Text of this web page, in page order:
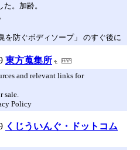
。加齢。
を防ぐボディソープ」 のすぐ後に
東方蒐集所
and relevant links for
sale.
Policy
くじういんぐ・ドットコム